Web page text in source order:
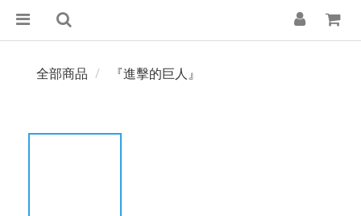
全部商品 『進擊的巨人』